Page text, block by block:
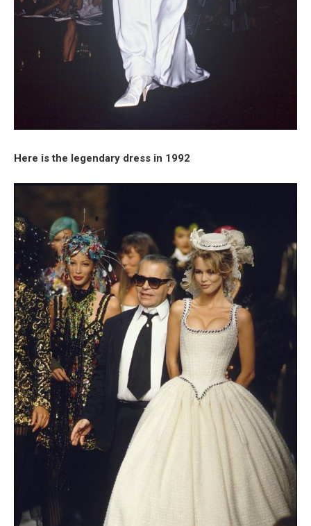
Here is the legendary dress in 1992